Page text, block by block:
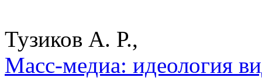
Тузиков А. Р.,
Масс-медиа: идеология